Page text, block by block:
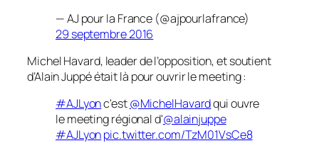
— AJ pour la France (@ajpourlafrance)
29 septembre 2016
Michel Havard, leader de l’opposition, et soutient
d’Alain Juppé était là pour ouvrir le meeting :
#AJLyonc'est@MichelHavardqui ouvre
le meeting régional d'@alainjuppe
#AJLyonpic.twitter.com/TzM01VsCe8